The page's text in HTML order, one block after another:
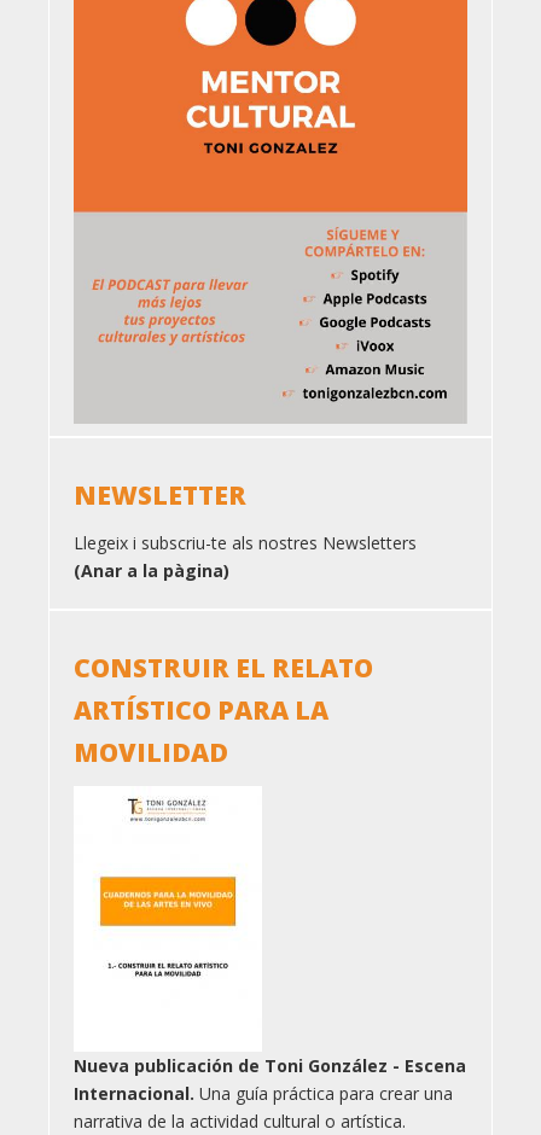
NEWSLETTER
Llegeix i subscriu-te als nostres Newsletters
(Anar a la pàgina)
CONSTRUIR EL RELATO
ARTÍSTICO PARA LA
MOVILIDAD
Nueva publicación de Toni González - Escena
Internacional. Una guía práctica para crear una
narrativa de la actividad cultural o artística.